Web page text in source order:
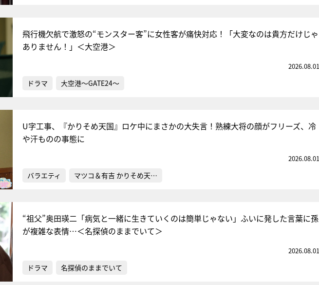
飛行機欠航で激怒の“モンスター客”に女性客が痛快対応！「大変なのは貴方だけじゃ
ありません！」＜大空港＞
2026.08.01
ドラマ 大空港～GATE24～
U字工事、『かりそめ天国』ロケ中にまさかの大失言！熟練大将の顔がフリーズ、冷
や汗ものの事態に
2026.08.01
バラエティ マツコ＆有吉 かりそめ天…
“祖父”奥田瑛二「病気と一緒に生きていくのは簡単じゃない」ふいに発した言葉に孫
が複雑な表情…＜名探偵のままでいて＞
2026.08.01
ドラマ 名探偵のままでいて